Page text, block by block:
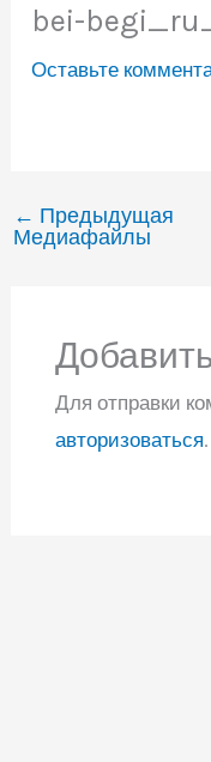
bei-
Оставьте
← Предыдущая
Медиафайлы
Для отправки
авторизоваться.